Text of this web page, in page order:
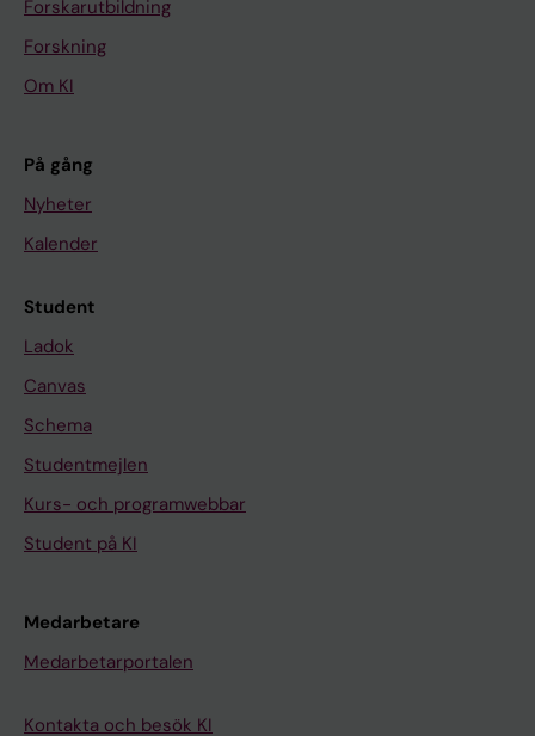
Forskarutbildning
Forskning
Om KI
På gång
Nyheter
Kalender
Student
Ladok
Canvas
Schema
Studentmejlen
Kurs- och programwebbar
Student på KI
Medarbetare
Medarbetarportalen
Kontakta och besök KI